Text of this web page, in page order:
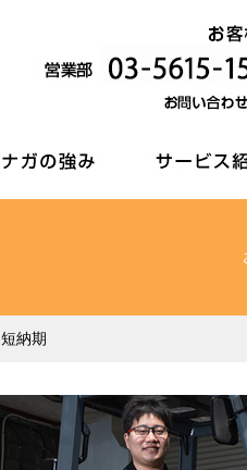
短納期